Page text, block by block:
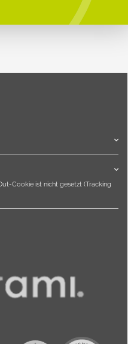
Cookie ist nicht gesetzt (Tracking